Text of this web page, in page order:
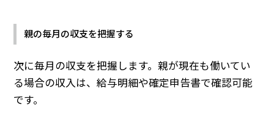
親の毎月の収支を把握する
次に毎月の収支を把握します。親が現在も働いてい
る場合の収入は、給与明細や確定申告書で確認可能
です。